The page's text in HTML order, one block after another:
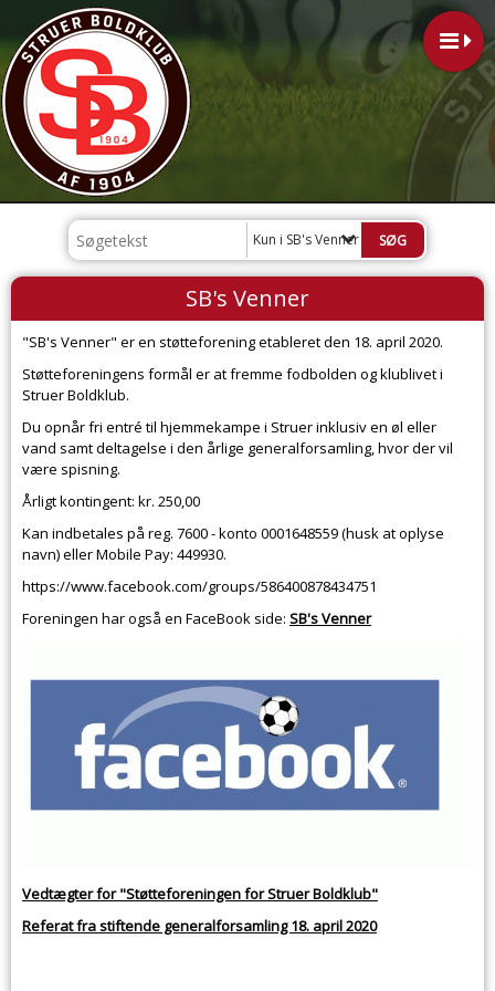
Kun i SB's Venner
SB's Venner
"SB's Venner" er en støtteforening etableret den 18. april 2020.
Støtteforeningens formål er at fremme fodbolden og klublivet i
Struer Boldklub.
Du opnår fri entré til hjemmekampe i Struer inklusiv en øl eller
vand samt deltagelse i den årlige generalforsamling, hvor der vil
være spisning.
Årligt kontingent: kr. 250,00
Kan indbetales på reg. 7600 - konto 0001648559 (husk at oplyse
navn) eller Mobile Pay: 449930.
https://www.facebook.com/groups/586400878434751
Foreningen har også en FaceBook side: SB's Venner
Vedtægter for "Støtteforeningen for Struer Boldklub"
Referat fra stiftende generalforsamling 18. april 2020